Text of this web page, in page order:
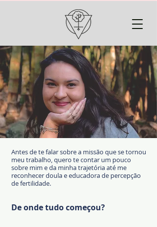
Antes de te falar sobre a missão que se tornou
meu trabalho, quero te contar um pouco
sobre mim e da minha trajetória até me
reconhecer doula e educadora de percepção
de fertilidade.
De onde tudo começou?